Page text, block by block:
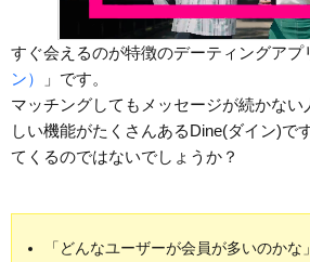
すぐ会えるのが特徴のデーティングアプ
ン）
」です。
マッチングしてもメッセージが続かな
しい機能がたくさんあるDine(ダイン)で
てくるのではないでしょうか？
「どんなユーザーが会員が多いのかな」